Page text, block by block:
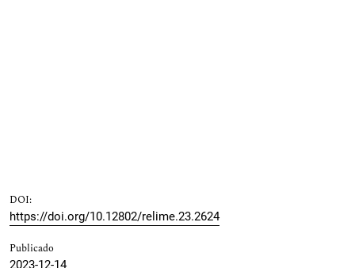
DOI:
https://doi.org/10.12802/relime.23.2624
Publicado
2023-12-14